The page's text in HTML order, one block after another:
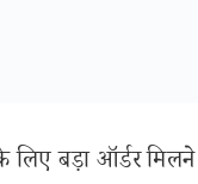
लिए बड़ा ऑर्डर